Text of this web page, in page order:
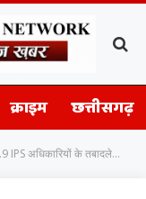
क्राइम छत्तीसगढ़
शुक्ला बनीं शाजापुर SP…देर रात जारी हुआ आदेश